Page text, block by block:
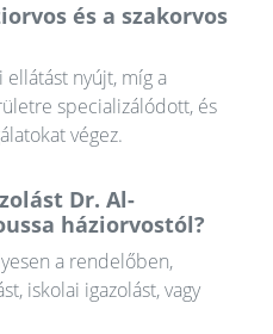
és a szakorvos
ellátást nyújt, míg a
specializálódott, és
végez.
Dr. Al-
háziorvostól?
a rendelőben,
iskolai igazolást, vagy